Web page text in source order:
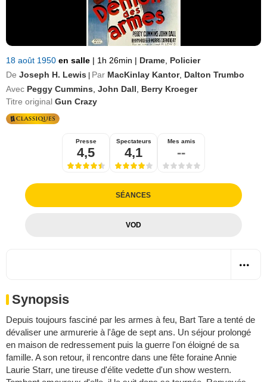
18 août 1950 en salle | 1h 26min | Drame Policier
De Joseph H. Lewis Par MacKinlay Kantor, Dalton Trumbo
Avec Peggy Cummins John Dall
Berry Kroeger
Titre original Gun Crazy
Presse
4,5
Spectateurs
4,1
Mes amis
--
SÉANCES
VOD
Synopsis
Depuis toujours fasciné par les armes à feu, Bart Tare a tenté de
dévaliser une armurerie à l'âge de sept ans. Un séjour prolongé
en maison de redressement puis la guerre l'on éloigné de sa
famille. A son retour, il rencontre dans une fête foraine Annie
Laurie Starr, une tireuse d'élite vedette d'un show western.